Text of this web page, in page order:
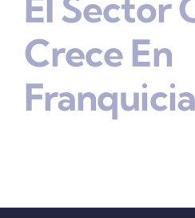
El Sector
Crece En